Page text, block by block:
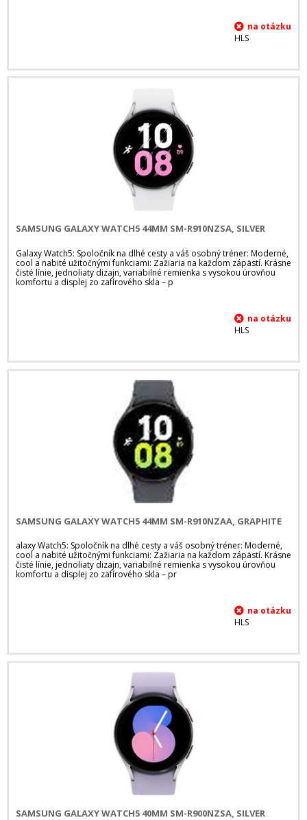
HLS
SAMSUNG GALAXY WATCH5 44MM SM-R910NZSA, SILVER
Galaxy Watch5: Spoločník na dlhé cesty a váš osobný tréner: Moderné,
cool a nabité užitočnými funkciami: Zažiaria na každom zápästí. Krásne
čisté línie, jednoliaty dizajn, variabilné remienka s vysokou úrovňou
komfortu a displej zo zafírového skla – p
HLS
SAMSUNG GALAXY WATCH5 44MM SM-R910NZAA, GRAPHITE
alaxy Watch5: Spoločník na dlhé cesty a váš osobný tréner: Moderné,
cool a nabité užitočnými funkciami: Zažiaria na každom zápästí. Krásne
čisté línie, jednoliaty dizajn, variabilné remienka s vysokou úrovňou
komfortu a displej zo zafírového skla – pr
HLS
SAMSUNG GALAXY WATCH5 40MM SM-R900NZSA, SILVER